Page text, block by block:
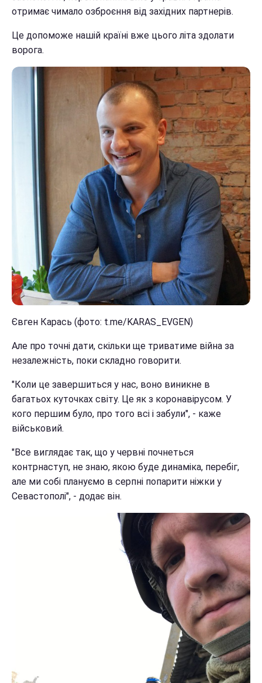
отримає чимало озброєння від західних партнерів.
Це допоможе нашій країні вже цього літа здолати
ворога.
Євген Карась (фото: t.me/KARAS_EVGEN)
Але про точні дати, скільки ще триватиме війна за
незалежність, поки складно говорити.
"Коли це завершиться у нас, воно виникне в
багатьох куточках світу. Це як з коронавірусом. У
кого першим було, про того всі і забули", - каже
військовий.
"Все виглядає так, що у червні почнеться
контрнаступ, не знаю, якою буде динаміка, перебіг,
але ми собі плануємо в серпні попарити ніжки у
Севастополі", - додає він.